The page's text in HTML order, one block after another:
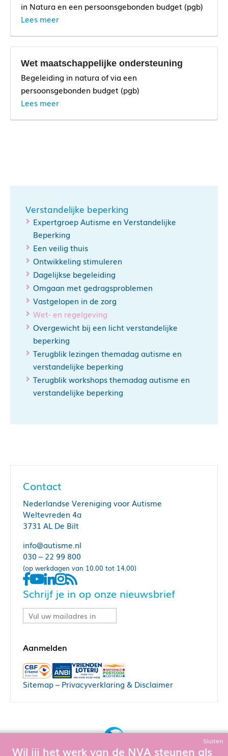
in Natura en een persoonsgebonden budget (pgb)
Lees meer
Wet maatschappelijke ondersteuning
Begeleiding in natura of via een
persoonsgebonden budget (pgb)
Lees meer
Verstandelijke beperking
Expertgroep Autisme en Verstandelijke
Beperking
Een veilig thuis
Ontwikkeling stimuleren
Dagelijkse begeleiding
Omgaan met gedragsproblemen
Vastgelopen in de zorg
Wet- en regelgeving
Overgewicht bij een licht verstandelijke
beperking
Terugblik lezingen themadag autisme en
verstandelijke beperking
Terugblik workshops themadag autisme en
verstandelijke beperking
Contact
Nederlandse Vereniging voor Autisme
Weltevreden 4a
3731 AL De Bilt
info@autisme.nl
030 – 22 99 800
(op werkdagen van 10.00 tot 14.00)
Schrijf je in op onze nieuwsbrief
Sitemap– Privacyverklaring & Disclaimer
Sluiten
Wil jij het werk van de NVA steunen als